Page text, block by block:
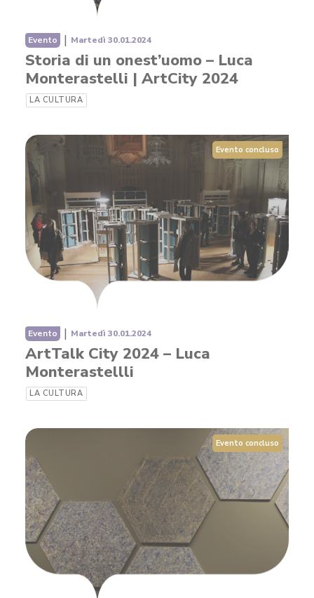
Evento | Martedì 30.01.2024
Storia di un onest’uomo – Luca
Monterastelli | ArtCity 2024
LA CULTURA
Evento concluso
Evento | Martedì 30.01.2024
ArtTalk City 2024 – Luca
Monterastellli
LA CULTURA
Evento concluso